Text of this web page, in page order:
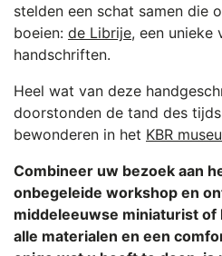
stelden een schat samen die
boeien: de Librije, een unieke
handschriften.
Heel wat van deze
doorstonden de tand des
bewonderen in het KBR
Combineer uw bezoek aan
onbegeleide workshop en
middeleeuwse miniaturist
alle materialen en een